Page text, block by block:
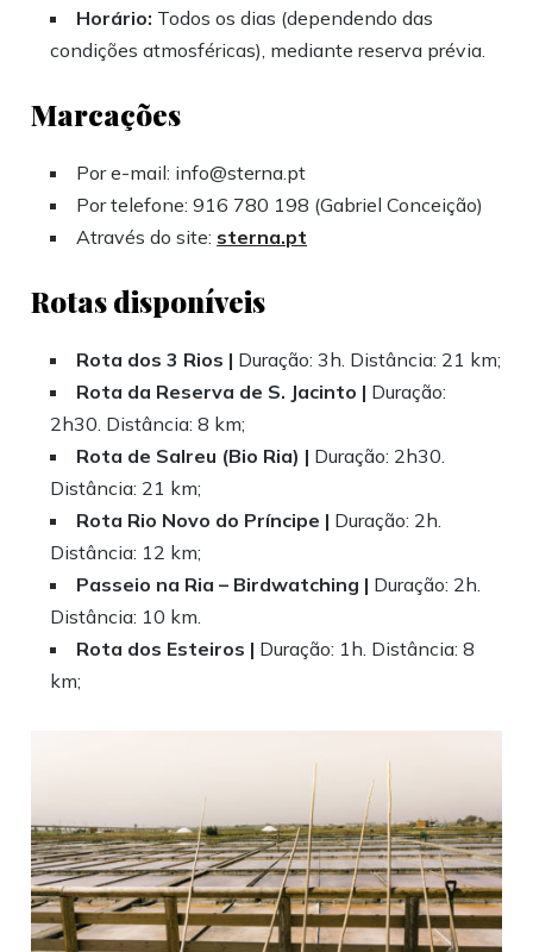
Horário: Todos os dias (dependendo das
condições atmosféricas), mediante reserva prévia.
Marcações
Por e-mail: info@sterna.pt
Por telefone: 916 780 198 (Gabriel Conceição)
Através do site: sterna.pt
Rotas disponíveis
Rota dos 3 Rios | Duração: 3h. Distância: 21 km;
Rota da Reserva de S. Jacinto | Duração:
2h30. Distância: 8 km;
Rota de Salreu (Bio Ria) | Duração: 2h30.
Distância: 21 km;
Rota Rio Novo do Príncipe | Duração: 2h.
Distância: 12 km;
Passeio na Ria – Birdwatching | Duração: 2h.
Distância: 10 km.
Rota dos Esteiros | Duração: 1h. Distância: 8
km;